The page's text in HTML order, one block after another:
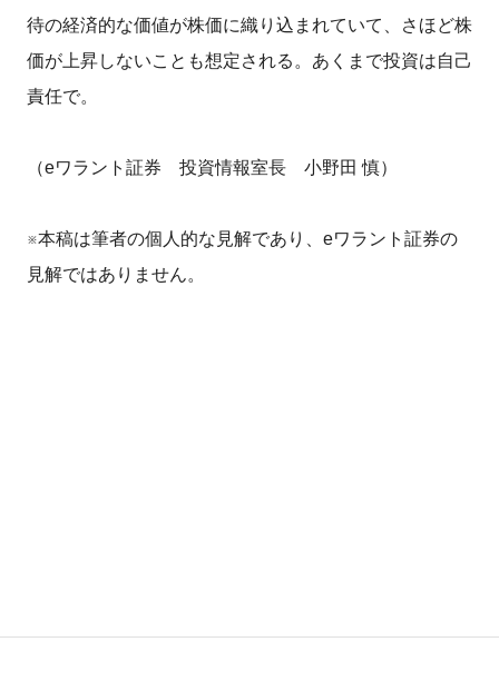
待の経済的な価値が株価に織り込まれていて、さほど株
価が上昇しないことも想定される。あくまで投資は自己
責任で。
（eワラント証券 投資情報室長 小野田 慎）
※本稿は筆者の個人的な見解であり、eワラント証券の
見解ではありません。